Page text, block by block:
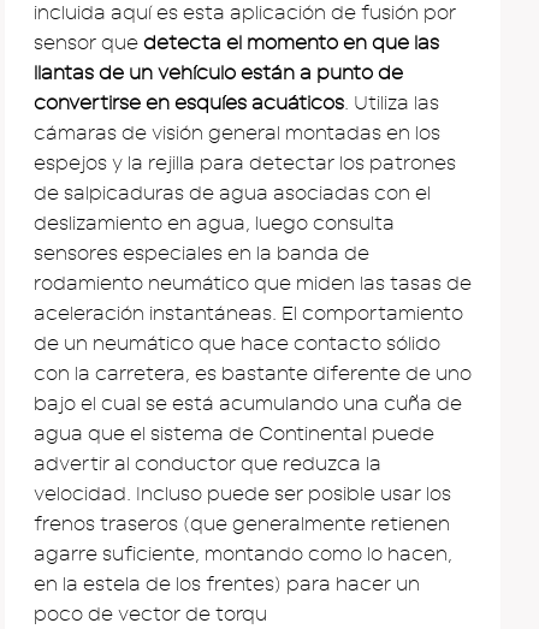
incluida aquí es esta aplicación de fusión por
sensor que detecta el momento en que las
llantas de un vehículo están a punto de
convertirse en esquíes acuáticos. Utiliza las
cámaras de visión general montadas en los
espejos y la rejilla para detectar los patrones
de salpicaduras de agua asociadas con el
deslizamiento en agua, luego consulta
sensores especiales en la banda de
rodamiento neumático que miden las tasas de
aceleración instantáneas. El comportamiento
de un neumático que hace contacto sólido
con la carretera, es bastante diferente de uno
bajo el cual se está acumulando una cuña de
agua que el sistema de Continental puede
advertir al conductor que reduzca la
velocidad. Incluso puede ser posible usar los
frenos traseros (que generalmente retienen
agarre suficiente, montando como lo hacen,
en la estela de los frentes) para hacer un
poco de vector de torqu